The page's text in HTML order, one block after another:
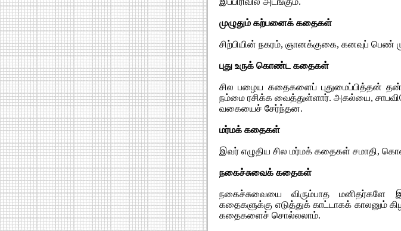
முழுதும் கற்பனைக் கதைகள்
சிற்பியின் நகரம், ஞானக்குகை, கனவுப் பெண்
புது உருக் கொண்ட கதைகள்
சில பழைய கதைகளைப் புதுமைப்பித்தன் தன்
நம்மை ரசிக்க வைத்துள்ளார். அகல்யை,
வகையைச் சேர்ந்தன.
மர்மக் கதைகள்
இவர் எழுதிய சில மர்மக் கதைகள் சமாதி,
நகைச்சுவைக் கதைகள்
நகைச்சுவையை விரும்பாத மனிதர்களே
கதைகளுக்கு எடுத்துக் காட்டாகக் காலனும்
கதைகளைச் சொல்லலாம்.